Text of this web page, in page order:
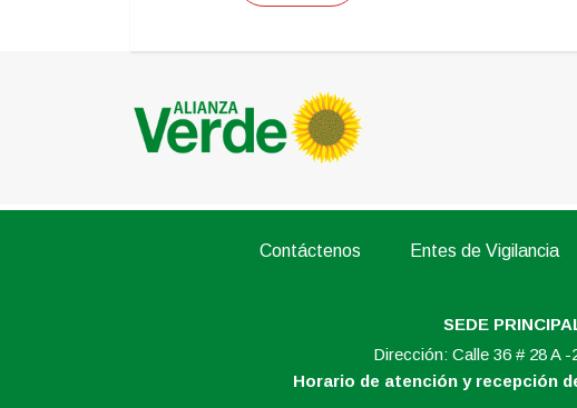
Contáctenos Entes de Vigilancia
SEDE
Dirección: Calle 36 # 28 A
Horario de atención y recepción